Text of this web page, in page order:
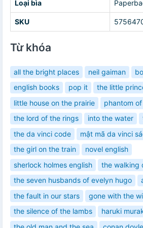
Loại bìa
SKU
Từ khóa
all the bright places neil gaiman
english books
pop it
the little
little house on the prairie
phantom
the lord of the rings
into the water
the da vinci code
mật mã da vinci
the girl on the train
novel english
sherlock holmes english
the walking
the seven husbands of evelyn hugo
the fault in our stars
gone with the
the silence of the lambs
haruki